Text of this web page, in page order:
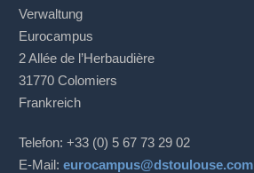
Verwaltung
Eurocampus
2 Allée de l’Herbaudière
31770 Colomiers
Frankreich
Telefon: +33 (0) 5 67 73 29 02
E-Mail:eurocampus@dstoulouse.com